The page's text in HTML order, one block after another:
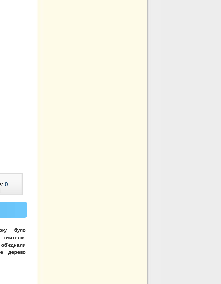
0
|
було
дерево